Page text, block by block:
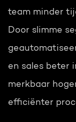
team minder
Door slimme
en sales beter
merkbaar
efficiënter